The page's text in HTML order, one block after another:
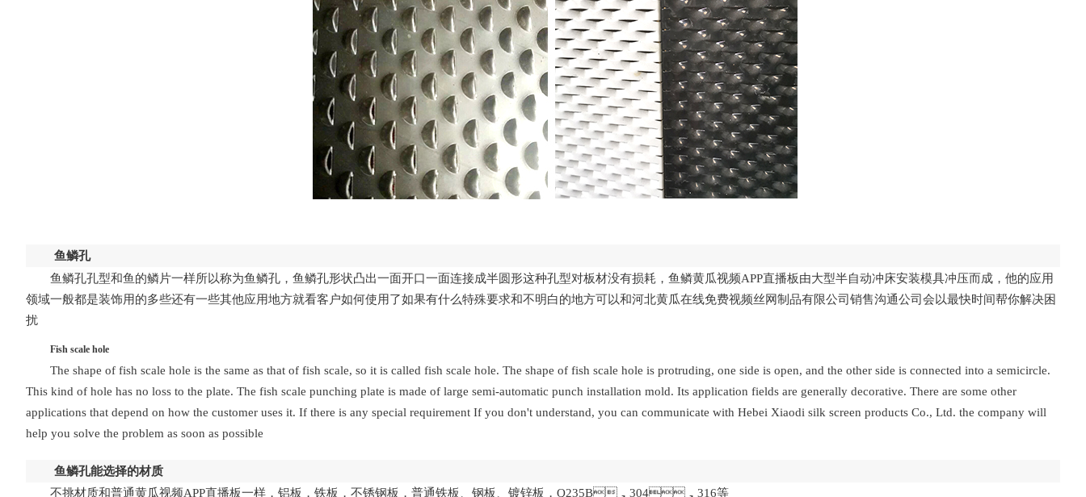
鱼鳞孔
鱼鳞孔孔型和鱼的鳞片一样所以称为鱼鳞孔，鱼鳞孔形状凸出一面开口一面连接成半圆形这种孔型对板材没有损耗，鱼鳞黄瓜视频APP直播板由大型半自动冲床安装模具冲压而成，他的应用
领域一般都是装饰用的多些还有一些其他应用地方就看客户如何使用了如果有什么特殊要求和不明白的地方可以和河北黄瓜在线免费视频丝网制品有限公司销售沟通公司会以最快时间帮你解决困
扰
Fish scale hole
The shape of fish scale hole is the same as that of fish scale, so it is called fish scale hole. The shape of fish scale hole is protruding, one side is open, and the other side is connected into a semicircle.
This kind of hole has no loss to the plate. The fish scale punching plate is made of large semi-automatic punch installation mold. Its application fields are generally decorative. There are some other
applications that depend on how the customer uses it. If there is any special requirement If you don't understand, you can communicate with Hebei Xiaodi silk screen products Co., Ltd. the company will
help you solve the problem as soon as possible
鱼鳞孔能选择的材质
不挑材质和普通黄瓜视频APP直播板一样，铝板，铁板，不锈钢板，普通铁板、钢板、镀锌板，Q235B，304，316等